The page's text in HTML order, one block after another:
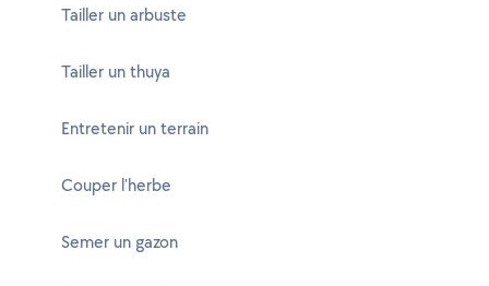
Tailler un arbuste
Tailler un thuya
Entretenir un terrain
Couper l'herbe
Semer un gazon